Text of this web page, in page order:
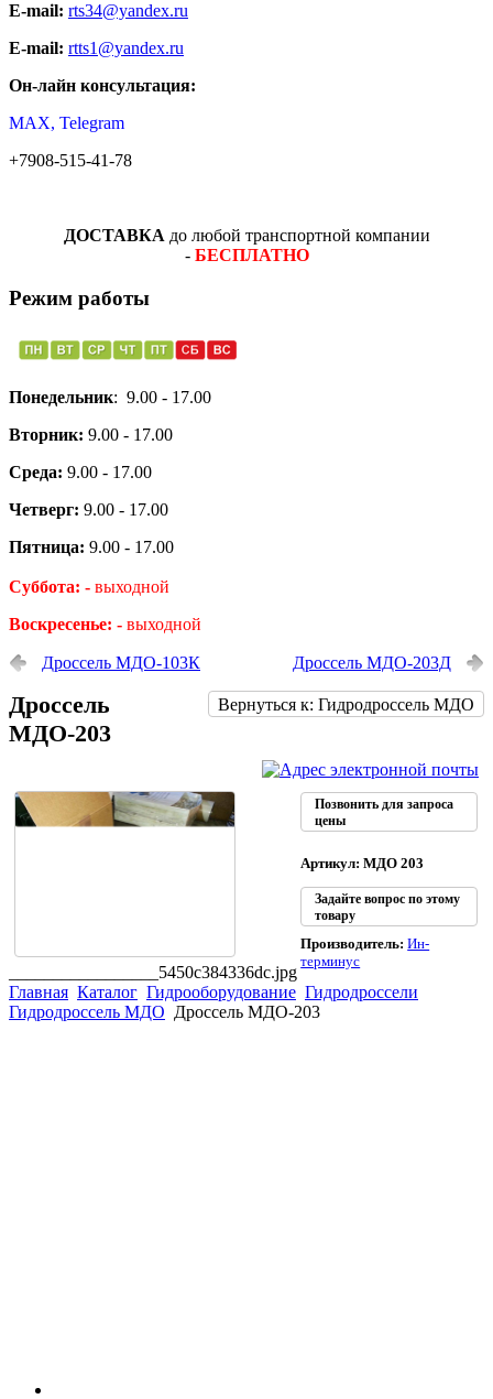
E-mail: rts34@yandex.ru
E-mail: rtts1@yandex.ru
Он-лайн консультация:
MAX, Telegram
+7908-515-41-78
ДОСТАВКА до любой транспортной компании
- БЕСПЛАТНО
Режим работы
Понедельник: 9.00 - 17.00
Вторник: 9.00 - 17.00
Среда: 9.00 - 17.00
Четверг: 9.00 - 17.00
Пятница: 9.00 - 17.00
Суббота: - выходной
Воскресенье: - выходной
Дроссель МДО-103К Дроссель МДО-203Д
Вернуться к: Гидродроссель МДО
Дроссель
МДО-203
_________________5450c384336dc.jpg
Позвонить для запроса
цены
Артикул: МДО 203
Задайте вопрос по этому
товару
Производитель:Ин-
терминус
Главная Каталог Гидрооборудование Гидродроссели
Гидродроссель МДО Дроссель МДО-203